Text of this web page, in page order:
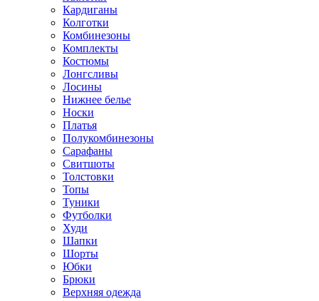
Кардиганы
Колготки
Комбинезоны
Комплекты
Костюмы
Лонгсливы
Лосины
Нижнее белье
Носки
Платья
Полукомбинезоны
Сарафаны
Свитшоты
Толстовки
Топы
Туники
Футболки
Худи
Шапки
Шорты
Юбки
Брюки
Верхняя одежда